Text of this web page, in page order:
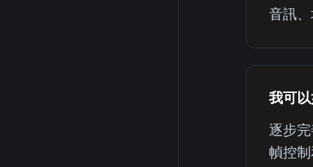
音訊
我可
逐步
幀控